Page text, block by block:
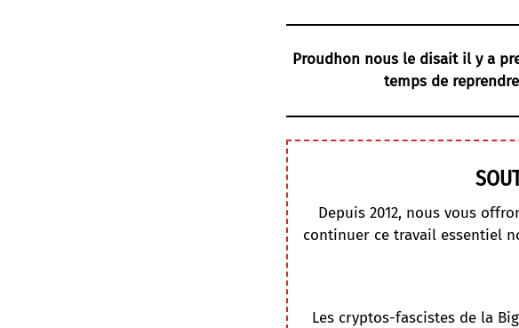
Proudhon nous le disait il y a
temps de
Depuis 2012, nous vous
continuer ce travail essentiel
Les cryptos-fascistes de la